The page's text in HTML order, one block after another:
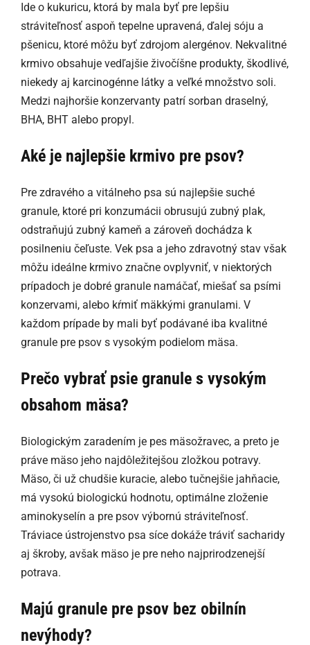
Ide o kukuricu, ktorá by mala byť pre lepšiu
stráviteľnosť aspoň tepelne upravená, ďalej sóju a
pšenicu, ktoré môžu byť zdrojom alergénov. Nekvalitné
krmivo obsahuje vedľajšie živočíšne produkty, škodlivé,
niekedy aj karcinogénne látky a veľké množstvo soli.
Medzi najhoršie konzervanty patrí sorban draselný,
BHA, BHT alebo propyl.
Aké je najlepšie krmivo pre psov?
Pre zdravého a vitálneho psa sú najlepšie suché
granule, ktoré pri konzumácii obrusujú zubný plak,
odstraňujú zubný kameň a zároveň dochádza k
posilneniu čeľuste. Vek psa a jeho zdravotný stav však
môžu ideálne krmivo značne ovplyvniť, v niektorých
prípadoch je dobré granule namáčať, miešať sa psími
konzervami, alebo kŕmiť mäkkými granulami. V
každom prípade by mali byť podávané iba kvalitné
granule pre psov s vysokým podielom mäsa.
Prečo vybrať psie granule s vysokým
obsahom mäsa?
Biologickým zaradením je pes mäsožravec, a preto je
práve mäso jeho najdôležitejšou zložkou potravy.
Mäso, či už chudšie kuracie, alebo tučnejšie jahňacie,
má vysokú biologickú hodnotu, optimálne zloženie
aminokyselín a pre psov výbornú stráviteľnosť.
Tráviace ústrojenstvo psa síce dokáže tráviť sacharidy
aj škroby, avšak mäso je pre neho najprirodzenejší
potrava.
Majú granule pre psov bez obilnín
nevýhody?